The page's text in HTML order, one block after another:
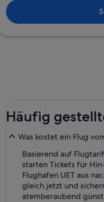
Häufig
Was kostet ein Flug
Basierend auf
starten Tickets für
Flughafen UET aus
gleich jetzt und
atemberaubend